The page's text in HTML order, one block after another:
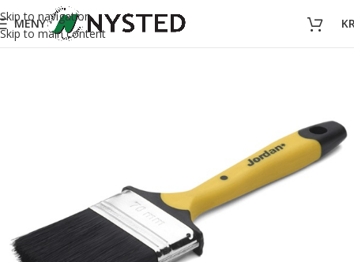
Skip to navigation
Skip to main content
MENY